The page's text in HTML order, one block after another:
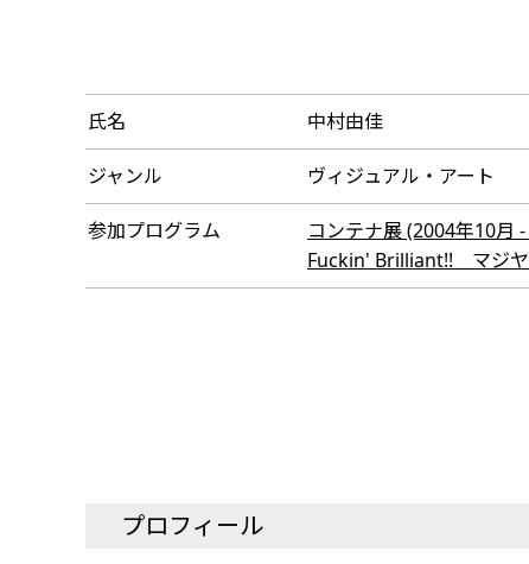
氏名 中村由佳
ジャンル ヴィジュアル・アート
参加プログラム
コンテナ展 (2004年10月
Fuckin' Brilliant!! マジヤ
プロフィール